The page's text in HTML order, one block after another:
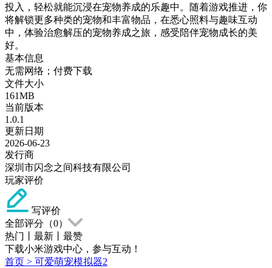
投入，轻松就能沉浸在宠物养成的乐趣中。随着游戏推进，你
将解锁更多种类的宠物和丰富物品，在悉心照料与趣味互动
中，体验治愈解压的宠物养成之旅，感受陪伴宠物成长的美
好。
基本信息
无需网络；付费下载
文件大小
161MB
当前版本
1.0.1
更新日期
2026-06-23
发行商
深圳市闪念之间科技有限公司
玩家评价
写评价
全部评分（0）
热门
最新
最赞
下载小米游戏中心，参与互动！
首页 > 可爱萌宠模拟器2